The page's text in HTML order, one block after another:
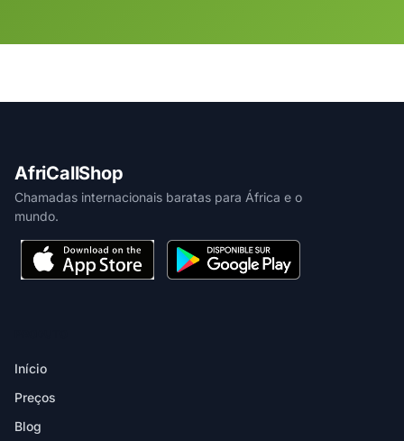
AfriCallShop
Chamadas internacionais baratas para África e o
mundo.
Início
Preços
Blog